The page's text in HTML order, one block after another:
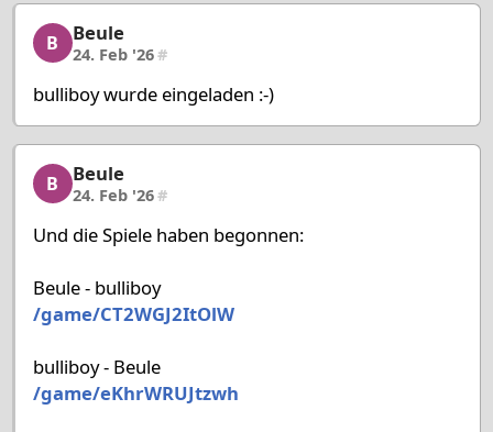
Beule, 51/58, 24. Feb '26
B Beule
24. Feb '26#
bulliboy wurde eingeladen :-)
Beule, 52/58, 24. Feb '26
B Beule
24. Feb '26#
Und die Spiele haben begonnen:
Beule - bulliboy
/game/CT2WGJ2ItOlW
bulliboy - Beule
/game/eKhrWRUJtzwh